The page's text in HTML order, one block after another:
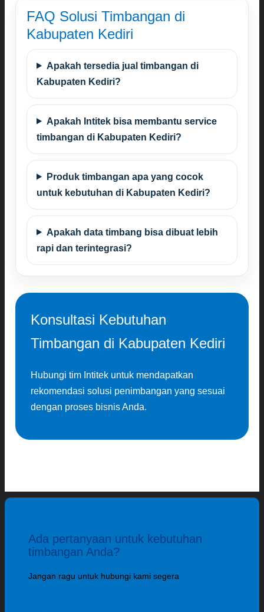
FAQ Solusi Timbangan di
Kabupaten Kediri
Apakah tersedia jual timbangan di
Kabupaten Kediri?
Apakah Intitek bisa membantu service
timbangan di Kabupaten Kediri?
Produk timbangan apa yang cocok
untuk kebutuhan di Kabupaten Kediri?
Apakah data timbang bisa dibuat lebih
rapi dan terintegrasi?
Konsultasi Kebutuhan
Timbangan di Kabupaten Kediri
Hubungi tim Intitek untuk mendapatkan
rekomendasi solusi penimbangan yang sesuai
dengan proses bisnis Anda.
Ada pertanyaan untuk kebutuhan
timbangan Anda?
Jangan ragu untuk hubungi kami segera